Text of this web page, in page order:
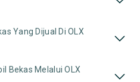
Yang Dijual Di OLX
Bekas Melalui OLX